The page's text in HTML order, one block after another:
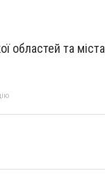
областей та міста